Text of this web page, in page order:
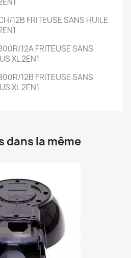
12B FRITEUSE SANS HUILE
12A FRITEUSE SANS
XL 2EN1
12B FRITEUSE SANS
XL 2EN1
dans la même